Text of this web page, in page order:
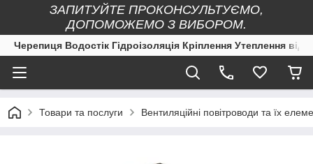
ЗАПИТУЙТЕ ПРОКОНСУЛЬТУЄМО,
ДОПОМОЖЕМО З ВИБОРОМ.
Черепиця Водостік Гідроізоляція Кріплення Утеплення
Товари та послуги Вентиляційні повітроводи та їх